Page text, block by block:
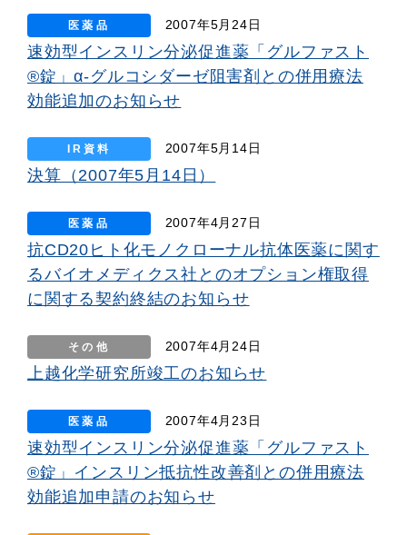
医薬品 2007年5月24日
速効型インスリン分泌促進薬「グルファスト
®錠」α-グルコシダーゼ阻害剤との併用療法
効能追加のお知らせ
IR資料 2007年5月14日
決算（2007年5月14日）
医薬品 2007年4月27日
抗CD20ヒト化モノクローナル抗体医薬に関す
るバイオメディクス社とのオプション権取得
に関する契約終結のお知らせ
その他 2007年4月24日
上越化学研究所竣工のお知らせ
医薬品 2007年4月23日
速効型インスリン分泌促進薬「グルファスト
®錠」インスリン抵抗性改善剤との併用療法
効能追加申請のお知らせ